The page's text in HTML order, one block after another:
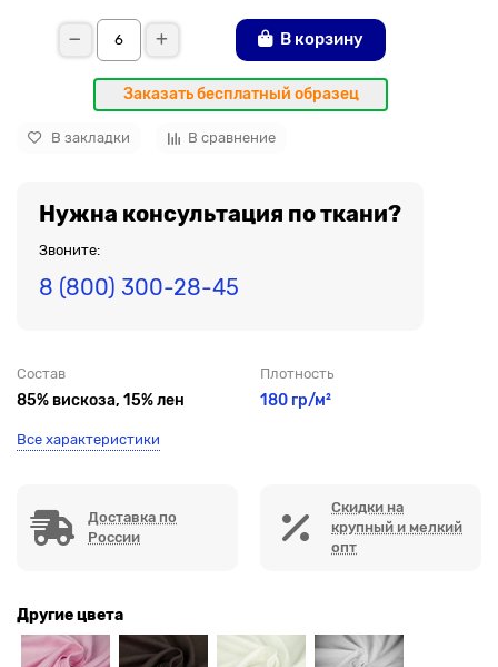
В корзину
Заказать бесплатный образец
В закладки В сравнение
Нужна консультация по ткани?
Звоните:
8 (800) 300-28-45
Состав
85% вискоза, 15% лен
Плотность
180 гр/м²
Все характеристики
Доставка по
России
Скидки на
крупный и мелкий
опт
Другие цвета